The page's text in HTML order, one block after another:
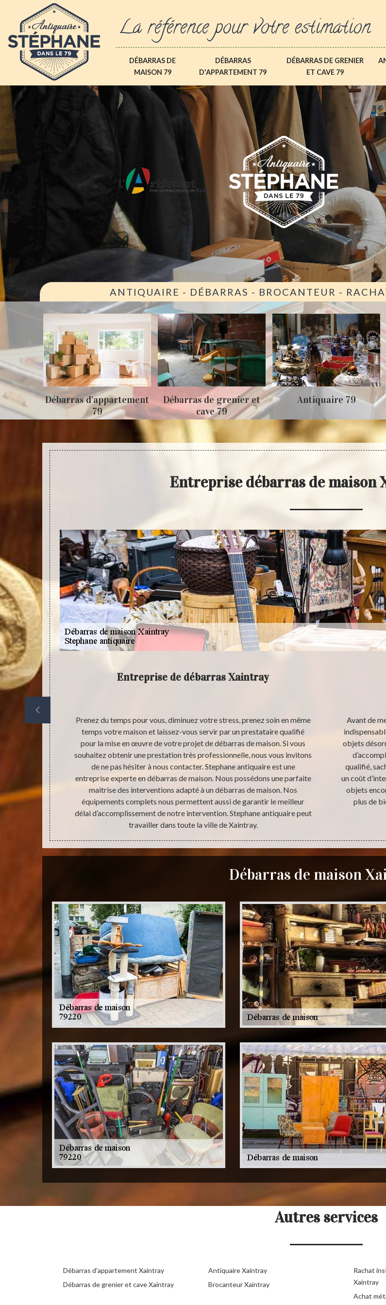
La référence pour votre estimation
DÉBARRAS DE
MAISON 79
DÉBARRAS
D'APPARTEMENT 79
DÉBARRAS DE GRENIER
ET CAVE 79
ANTIQUAIRE - DÉBARRAS - BROCANTEUR -
79
Débarras d'appartement
79
Débarras de grenier et
cave 79
Antiquaire 79
Entreprise débarras de maison
maison, il
demande
Entreprise de débarras Xaintray
Prenez du temps pour vous, diminuez votre stress, prenez soin en même
temps votre maison et laissez-vous servir par un prestataire qualifié
pour la mise en œuvre de votre projet de débarras de maison. Si vous
souhaitez obtenir une prestation très professionnelle, nous vous invitons
de ne pas hésiter à nous contacter. Stephane antiquaire est une
entreprise experte en débarras de maison. Nous possédons une parfaite
maitrise des interventions adapté à un débarras de maison. Nos
équipements complets nous permettent aussi de garantir le meilleur
délai d’accomplissement de notre intervention. Stephane antiquaire peut
travailler dans toute la ville de Xaintray.
Avant de
objets
qualifié,
un coût
objets
plus de
Débarras de maison
Autres services
Débarras d'appartement Xaintray
Débarras de grenier et cave Xaintray
Antiquaire Xaintray
Brocanteur Xaintray
Rachat
Xaintray
Achat